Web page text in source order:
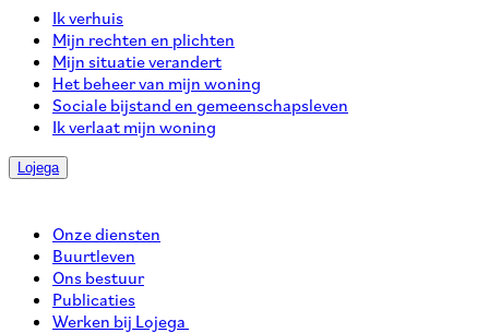
Ik verhuis
Mijn rechten en plichten
Mijn situatie verandert
Het beheer van mijn woning
Sociale bijstand en gemeenschapsleven
Ik verlaat mijn woning
Lojega
Onze diensten
Buurtleven
Ons bestuur
Publicaties
Werken bij Lojega